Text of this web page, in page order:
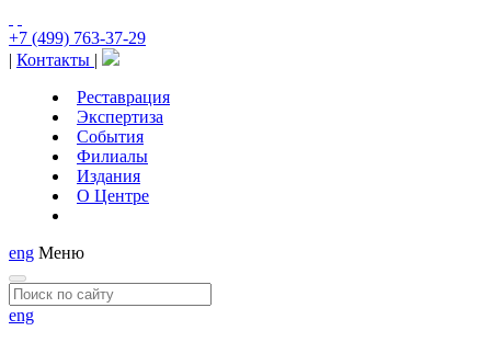
+7 (499) 763-37-29
| Контакты |
Реставрация
Экспертиза
События
Филиалы
Издания
О Центре
eng Меню
eng